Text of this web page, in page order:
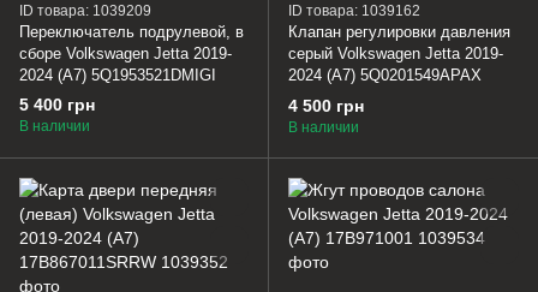
ID товара: 1039209
Переключатель подрулевой, в
сборе Volkswagen Jetta 2019-
2024 (A7) 5Q1953521DMIGI
5 400 грн
В наличии
ID товара: 1039162
Клапан регулировки давления
серый Volkswagen Jetta 2019-
2024 (A7) 5Q0201549APAX
4 500 грн
В наличии